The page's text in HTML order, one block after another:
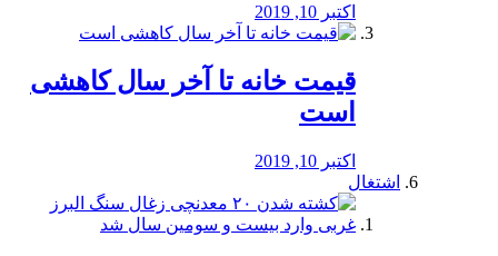
اکتبر 10, 2019
قیمت خانه تا آخر سال کاهشی
است
اکتبر 10, 2019
اشتغال